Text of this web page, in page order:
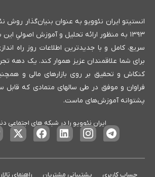
حساب کاربری پشتیبانی مشتریان راهنمای تالار
انستیتو ایران نئوویو به عنوان بنیان‌گذار روش
۱۳۹۳ به منظور ارائه تحلیل و آموزش اصولیِ
سریع، کامل و با جدیدترین اطلاعات روز راه
برای شما علاقمندان عزیز هموار کند. یک دهه
کنکاش و تحقیق بر روی بازارهای مالی و
فراوان و موفق در طی سالهای متمادی که قابل
پشتوانه آموزش‌های ماست.
ایران نئوویو را در شبکه های اجتماعی